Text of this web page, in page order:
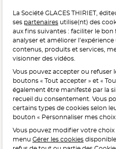
POUR VOTRE SANTÉ,
LÉGUMES PAR JOUR.
L'abus d'alcool est
avec
La Société GLACES THIRIET,
ses partenaires utilise(nt) des
aux fins suivantes : faciliter le
analyser et améliorer
contenus, produits et services,
visionner des vidéos.
Vous pouvez accepter ou refuser
boutons « Tout accepter » et «
également être manifesté par la
recueil du consentement. Vous
certains types de cookies selon
bouton « Personnaliser mes choix
Vous pouvez modifier votre
menu Gérer les cookies